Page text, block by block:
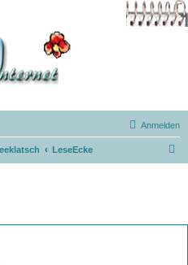
Anmelden
LeseEcke
e